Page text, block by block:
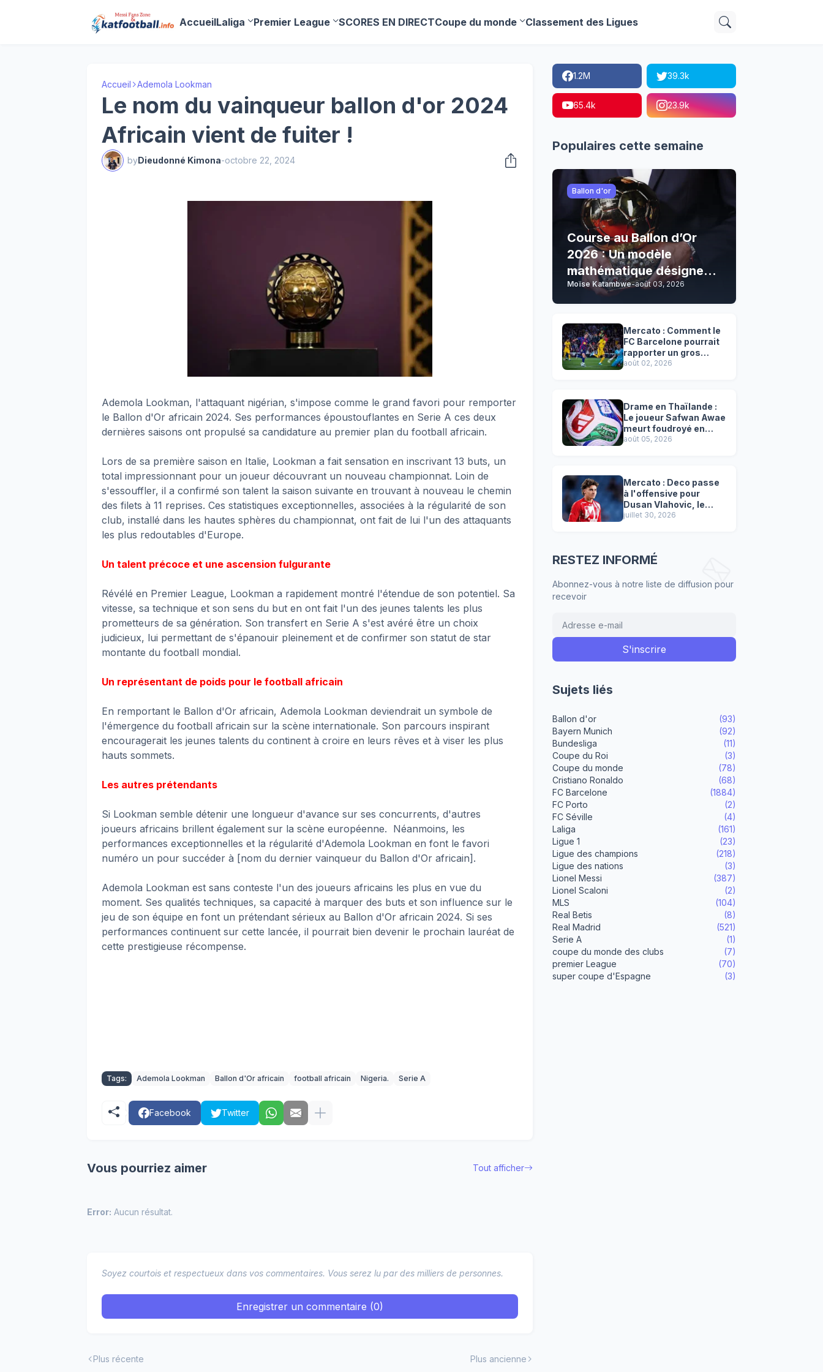
AccueilLaliga Premier League SCORES EN DIRECTCoupe du monde Classement des Ligues
Accueil Ademola Lookman
Le nom du vainqueur ballon d'or 2024
Africain vient de fuiter !
byDieudonné Kimona-octobre 22, 2024
Ademola Lookman, l'attaquant nigérian, s'impose comme le grand favori pour remporter
le Ballon d'Or africain 2024. Ses performances époustouflantes en Serie A ces deux
dernières saisons ont propulsé sa candidature au premier plan du football africain.
Lors de sa première saison en Italie, Lookman a fait sensation en inscrivant 13 buts, un
total impressionnant pour un joueur découvrant un nouveau championnat. Loin de
s'essouffler, il a confirmé son talent la saison suivante en trouvant à nouveau le chemin
des filets à 11 reprises. Ces statistiques exceptionnelles, associées à la régularité de son
club, installé dans les hautes sphères du championnat, ont fait de lui l'un des attaquants
les plus redoutables d'Europe.
Un talent précoce et une ascension fulgurante
Révélé en Premier League, Lookman a rapidement montré l'étendue de son potentiel. Sa
vitesse, sa technique et son sens du but en ont fait l'un des jeunes talents les plus
prometteurs de sa génération. Son transfert en Serie A s'est avéré être un choix
judicieux, lui permettant de s'épanouir pleinement et de confirmer son statut de star
montante du football mondial.
Un représentant de poids pour le football africain
En remportant le Ballon d'Or africain, Ademola Lookman deviendrait un symbole de
l'émergence du football africain sur la scène internationale. Son parcours inspirant
encouragerait les jeunes talents du continent à croire en leurs rêves et à viser les plus
hauts sommets.
Les autres prétendants
Si Lookman semble détenir une longueur d'avance sur ses concurrents, d'autres
joueurs africains brillent également sur la scène européenne. Néanmoins, les
performances exceptionnelles et la régularité d'Ademola Lookman en font le favori
numéro un pour succéder à [nom du dernier vainqueur du Ballon d'Or africain].
Ademola Lookman est sans conteste l'un des joueurs africains les plus en vue du
moment. Ses qualités techniques, sa capacité à marquer des buts et son influence sur le
jeu de son équipe en font un prétendant sérieux au Ballon d'Or africain 2024. Si ses
performances continuent sur cette lancée, il pourrait bien devenir le prochain lauréat de
cette prestigieuse récompense.
Tags: Ademola Lookman Ballon d'Or africain football africain Nigeria. Serie A
Facebook Twitter
Vous pourriez aimer Tout afficher
Error: Aucun résultat.
Soyez courtois et respectueux dans vos commentaires. Vous serez lu par des milliers de personnes.
Enregistrer un commentaire (0)
Plus récente Plus ancienne
1.2M 39.3k
65.4k 23.9k
Populaires cette semaine
Ballon d'or
Course au Ballon d’Or
2026 : Un modèle
mathématique désigne
son grand favori !
Moïse Katambwe-août 03, 2026
Mercato : Comment le
FC Barcelone pourrait
rapporter un gros
chèque inespéré à l’OM
août 02, 2026
Drame en Thaïlande :
Le joueur Safwan Awae
meurt foudroyé en
plein match
août 05, 2026
Mercato : Deco passe
à l'offensive pour
Dusan Vlahovic, le
successeur désigné
juillet 30, 2026
RESTEZ INFORMÉ
Abonnez-vous à notre liste de diffusion pour
recevoir
Sujets liés
Ballon d'or
(93)
Bayern Munich
(92)
Bundesliga
(11)
Coupe du Roi
(3)
Coupe du monde
(78)
Cristiano Ronaldo
(68)
FC Barcelone
(1884)
FC Porto
(2)
FC Séville
(4)
Laliga
(161)
Ligue 1
(23)
Ligue des champions
(218)
Ligue des nations
(3)
Lionel Messi
(387)
Lionel Scaloni
(2)
MLS
(104)
Real Betis
(8)
Real Madrid
(521)
Serie A
(1)
coupe du monde des clubs
(7)
premier League
(70)
super coupe d'Espagne
(3)